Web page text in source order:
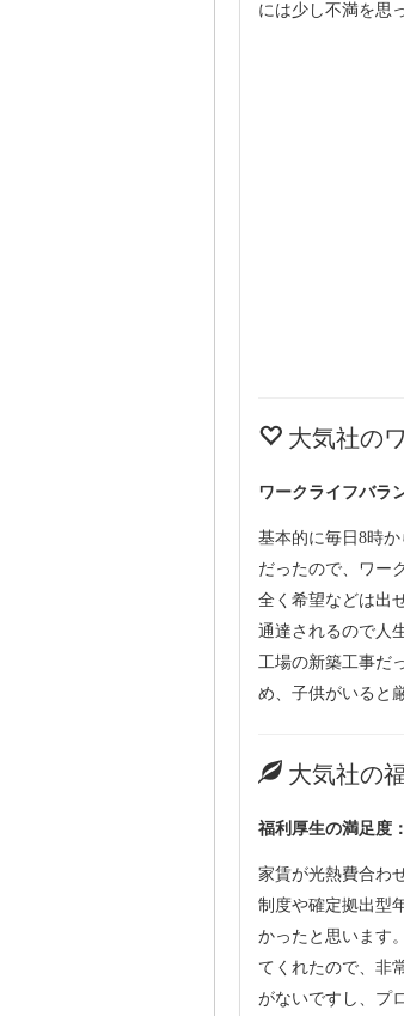
には少し不満を思
大気社の
ワークライフバラ
基本的に毎日8時
だったので、ワー
全く希望などは出
通達されるので人
工場の新築工事だ
め、子供がいると
大気社の
福利厚生の満足度
家賃が光熱費合わ
制度や確定拠出型
かったと思います
てくれたので、非
がないですし、プ